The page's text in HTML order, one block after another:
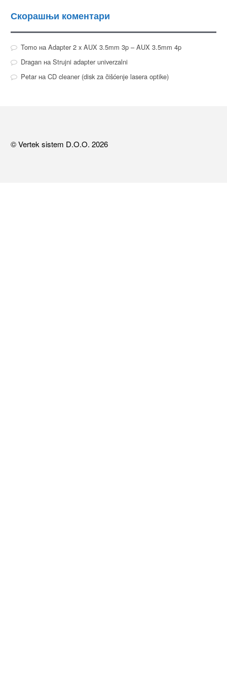
Скорашњи коментари
TomoнаAdapter 2 x AUX 3.5mm 3p – AUX 3.5mm 4p
DraganнаStrujni adapter univerzalni
PetarнаCD cleaner (disk za čišćenje lasera optike)
© Vertek sistem D.O.O. 2026